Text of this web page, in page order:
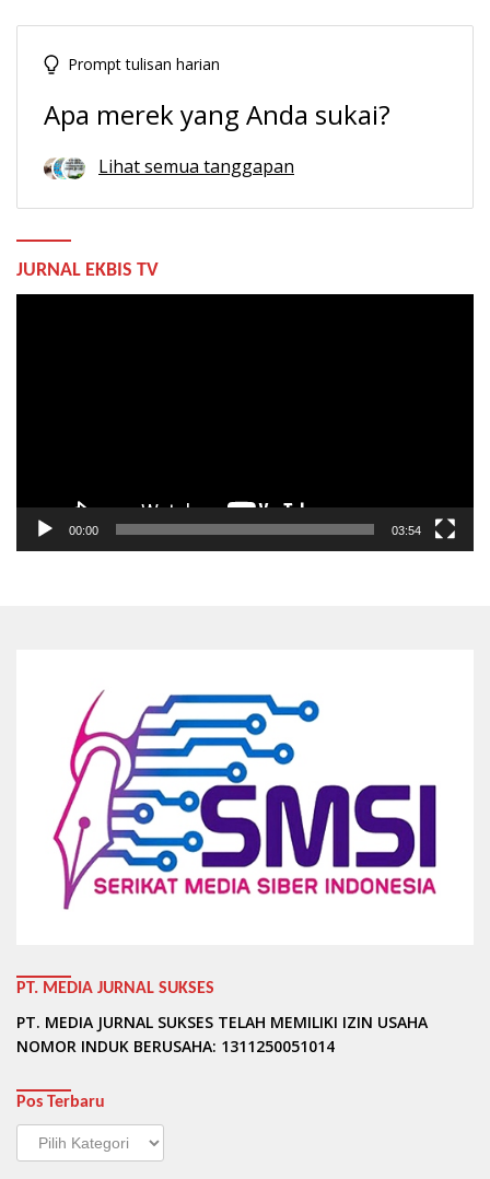
Prompt tulisan harian
Apa merek yang Anda sukai?
Lihat semua tanggapan
JURNAL EKBIS TV
00:00 03:54
PT. MEDIA JURNAL SUKSES
PT. MEDIA JURNAL SUKSES TELAH MEMILIKI IZIN USAHA
NOMOR INDUK BERUSAHA: 1311250051014
Pos Terbaru
Pos
Terbaru